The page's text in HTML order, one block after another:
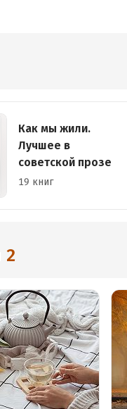
Как мы жили.
Лучшее в
советской прозе
19 книг
2